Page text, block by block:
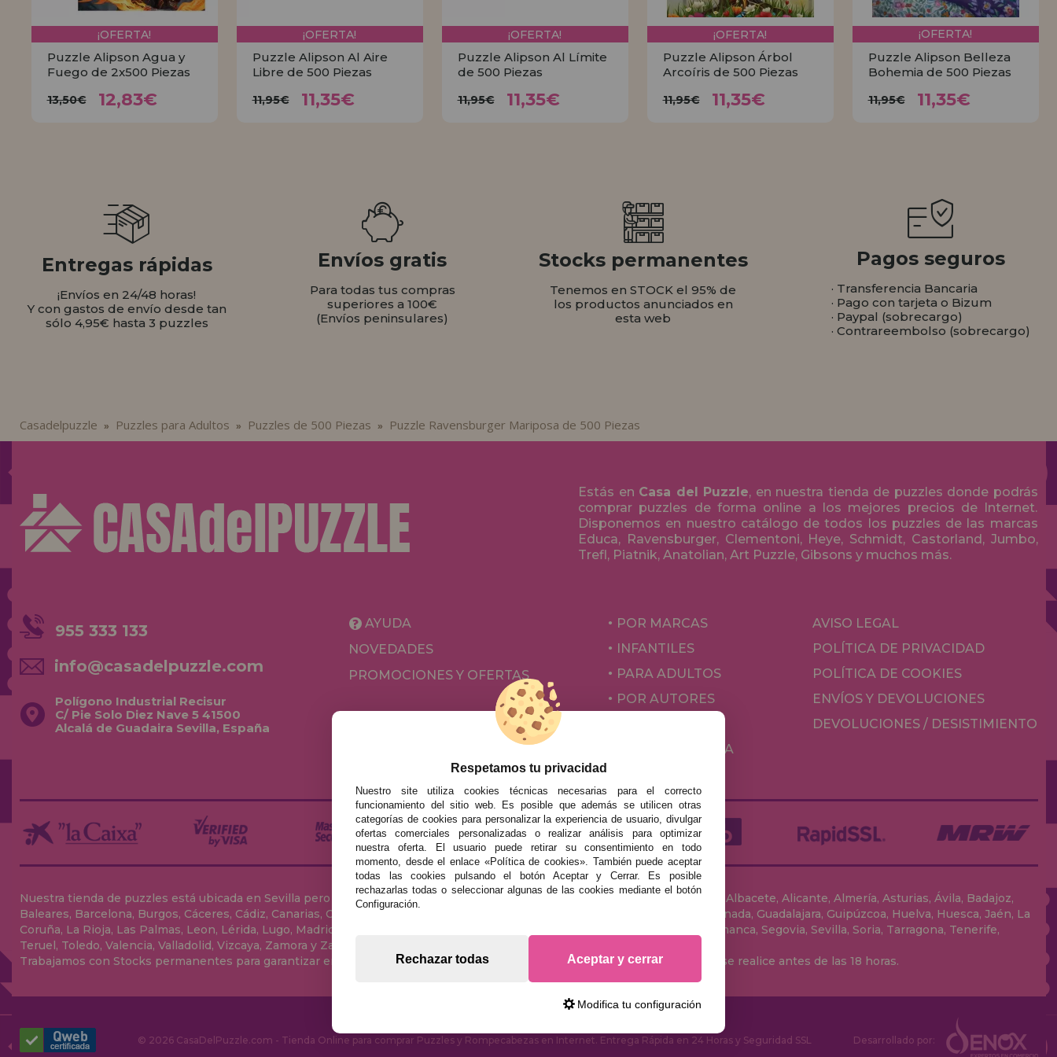
¡OFERTA!
Puzzle Alipson Agua y
Fuego de 2x500 Piezas
13,50€ 12,83€
¡OFERTA!
Puzzle Alipson Al Aire
Libre de 500 Piezas
11,95€ 11,35€
¡OFERTA!
Puzzle Alipson Al Límite
de 500 Piezas
11,95€ 11,35€
¡OFERTA!
Puzzle Alipson Árbol
Arcoíris de 500 Piezas
11,95€ 11,35€
¡OFERTA!
Puzzle Alipson Belleza
Bohemia de 500 Piezas
11,95€ 11,35€
Entregas rápidas
¡Envíos en 24/48 horas!
Y con gastos de envío desde tan
sólo 4,95€ hasta 3 puzzles
Envíos gratis
Para todas tus compras
superiores a 100€
(Envíos peninsulares)
Stocks permanentes
Tenemos en STOCK el 95% de
los productos anunciados en
esta web
Pagos seguros
· Transferencia Bancaria
· Pago con tarjeta o Bizum
· Paypal (sobrecargo)
· Contrareembolso (sobrecargo)
Casadelpuzzle » Puzzles para Adultos » Puzzles de 500 Piezas » Puzzle Ravensburger Mariposa de 500 Piezas
Estás en Casa del Puzzle, en nuestra tienda de puzzles donde podrás
comprar puzzles de forma online a los mejores precios de Internet.
Disponemos en nuestro catálogo de todos los puzzles de las marcas
Educa, Ravensburger, Clementoni, Heye, Schmidt, Castorland, Jumbo,
Trefl, Piatnik, Anatolian, Art Puzzle, Gibsons y muchos más.
955 333 133
info@casadelpuzzle.com
Polígono Industrial Recisur
C/ Pie Solo Diez Nave 5 41500
Alcalá de Guadaira Sevilla, España
AYUDA
NOVEDADES
PROMOCIONES Y OFERTAS
POR MARCAS
INFANTILES
PARA ADULTOS
POR AUTORES
JUEGOS DE MESA
AVISO LEGAL
POLÍTICA DE PRIVACIDAD
POLÍTICA DE COOKIES
ENVÍOS Y DEVOLUCIONES
DEVOLUCIONES / DESISTIMIENTO
Nuestra tienda de puzzles está ubicada en Sevilla pero enviamos tus puzzles a cualquier ciudad del territorio español: Álava, Albacete, Alicante, Almería, Asturias, Ávila, Badajoz,
Baleares, Barcelona, Burgos, Cáceres, Cádiz, Canarias, Cantabria, Castellón, Ceuta, Ciudad Real, Córdoba, Cuenca, Gerona, Granada, Guadalajara, Guipúzcoa, Huelva, Huesca, Jaén, La
Coruña, La Rioja, Las Palmas, Leon, Lérida, Lugo, Madrid, Málaga, Melilla, Murcia, Navarra, Orense, Palencia, Pontevedra, Salamanca, Segovia, Sevilla, Soria, Tarragona, Tenerife,
Teruel, Toledo, Valencia, Valladolid, Vizcaya, Zamora y Zaragoza.
Trabajamos con Stocks permanentes para garantizar entregas rápidas en territorio peninsular, siempre y cuando el pedido se realice antes de las 18 horas.
© 2026 CasaDelPuzzle.com - Tienda Online para comprar Puzzles y Rompecabezas en Internet. Entrega Rápida en 24 Horas y Seguridad SSL Desarrollado por:
Respetamos tu privacidad
Nuestro site utiliza cookies técnicas necesarias para el correcto
funcionamiento del sitio web. Es posible que además se utilicen otras
categorías de cookies para personalizar la experiencia de usuario, divulgar
ofertas comerciales personalizadas o realizar análisis para optimizar
nuestra oferta. El usuario puede retirar su consentimiento en todo
momento, desde el enlace «Política de cookies». También puede aceptar
todas las cookies pulsando el botón Aceptar y Cerrar. Es posible
rechazarlas todas o seleccionar algunas de las cookies mediante el botón
Configuración.
Rechazar todas Aceptar y cerrar
Modifica tu configuración